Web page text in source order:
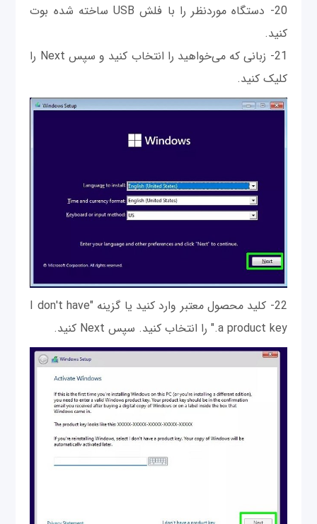
20- دستگاه موردنظر را با فلش USB ساخته شده بوت
کنید.
21- زبانی که می‌خواهید را انتخاب کنید و سپس Next را
کلیک کنید.
22- کلید محصول معتبر وارد کنید یا گزینه "I don't have
a product key." را انتخاب کنید. سپس Next کنید.